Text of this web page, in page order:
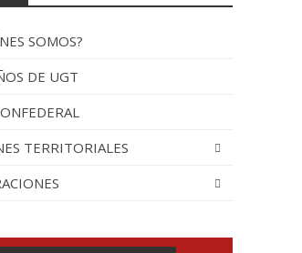
SOMOS?
DE UGT
TERRITORIALES